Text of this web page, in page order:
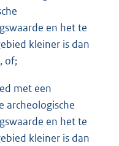
en het te
kleiner is dan
of;
met een
archeologische
en het te
kleiner is dan